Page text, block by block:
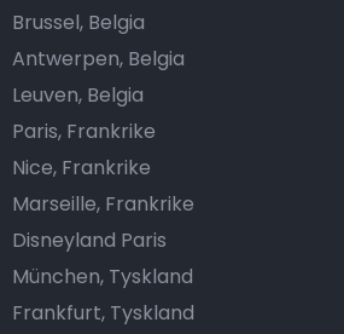
Brussel, Belgia
Antwerpen, Belgia
Leuven, Belgia
Paris, Frankrike
Nice, Frankrike
Marseille, Frankrike
Disneyland Paris
München, Tyskland
Frankfurt, Tyskland